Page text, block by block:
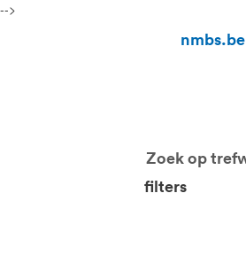
-->
nmbs.be
filters